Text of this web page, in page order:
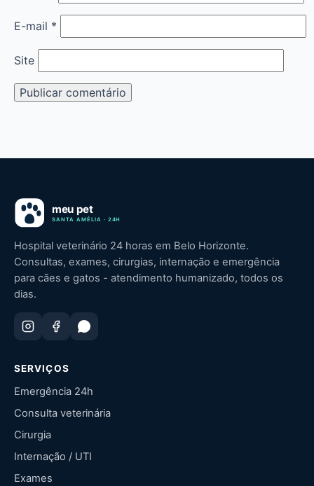
E-mail *
Site
Hospital veterinário 24 horas em Belo Horizonte.
Consultas, exames, cirurgias, internação e emergência
para cães e gatos - atendimento humanizado, todos os
dias.
SERVIÇOS
Emergência 24h
Consulta veterinária
Cirurgia
Internação / UTI
Exames